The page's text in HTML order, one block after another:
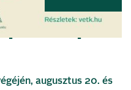
a veszprémi
augusztus 20. és